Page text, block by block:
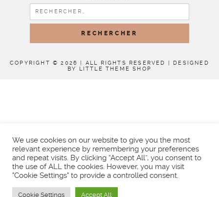
RECHERCHER :
COPYRIGHT © 2026 | ALL RIGHTS RESERVED | DESIGNED
BY LITTLE THEME SHOP
We use cookies on our website to give you the most
relevant experience by remembering your preferences
and repeat visits. By clicking “Accept All”, you consent to
the use of ALL the cookies. However, you may visit
"Cookie Settings" to provide a controlled consent.
Cookie Settings Accept All